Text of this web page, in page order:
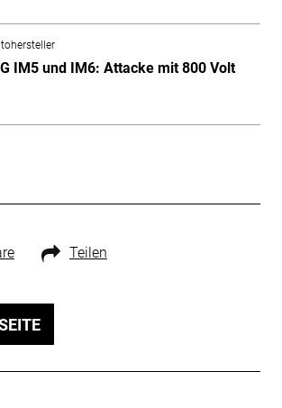
IM5 und IM6: Attacke mit 800 Volt
Teilen